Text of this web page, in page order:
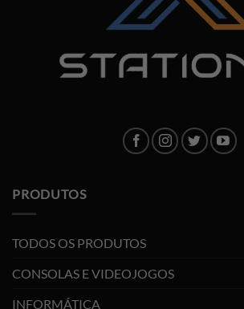
PRODUTOS
TODOS OS PRODUTOS
CONSOLAS E VIDEOJOGOS
INFORMÁTICA